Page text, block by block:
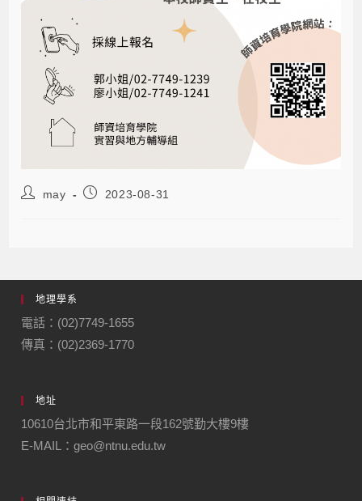
may 2023-08-31
地理學系
電話：(02)7749-1655
傳真：(02)2369-1770
地址
10610台北市和平東路一段162號勤大樓9樓
E-MAIL：geo@ntnu.edu.tw